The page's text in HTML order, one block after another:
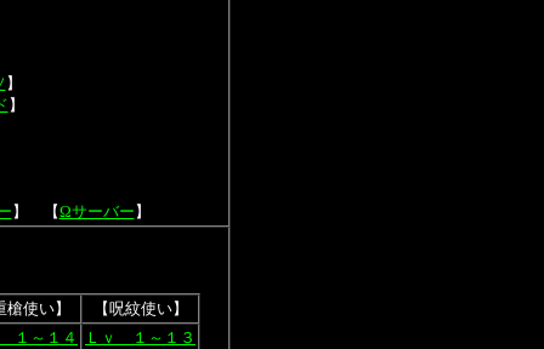
】
】
】 【Ωサーバー 】
槍使い】
【呪紋使い】
１～１４
Ｌｖ １～１３